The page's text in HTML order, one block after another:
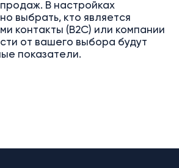
В настройках
выбрать, кто является
контакты (B2C) или компании
от вашего выбора будут
показатели.